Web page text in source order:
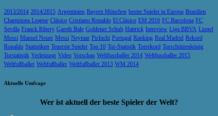
2013/2014 2014/2015 Argentinien Bayern München bester Spieler in Europa Brasilien
Champions League Clásico Cristiano Ronaldo El Clásico EM 2016 FC Barcelona FC
Sevilla Franck Ribery Gareth Bale Goldener Schuh Hattrick Interview Liga BBVA Lionel
Messi Manuel Neuer Messi Neymar Pichichi Portugal Ranking Real Madrid Rekord
Ronaldo Statistiken Teuerste Spieler Top 10 Tor-Statistik Torrekord Torschützenkönig
Torstatistik Verletzung Video Vorschau Weltfussballer 2014 Weltfussballer 2015
Weltfußballer Weltfußballer Weltfußballer 2013 WM 2014
Aktuelle Umfrage
Wer ist aktuell der beste Spieler der Welt?